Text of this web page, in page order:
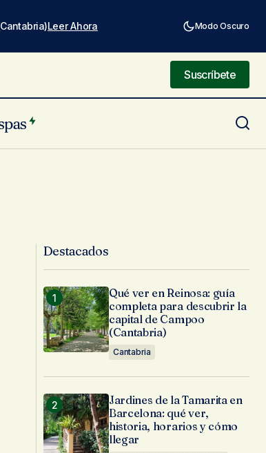
Leer Ahora Modo Oscuro
Suscríbete
Suscríbete
Destacados
Qué ver en Reinosa: guía
completa para descubrir la
capital de Campoo
(Cantabria)
Cantabria
Jardines de la Tamarita en
Barcelona: qué ver,
historia, horarios y cómo
llegar